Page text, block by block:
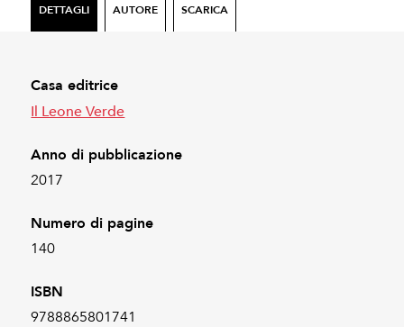
DETTAGLI AUTORE SCARICA
Casa editrice
Il Leone Verde
Anno di pubblicazione
2017
Numero di pagine
140
ISBN
9788865801741